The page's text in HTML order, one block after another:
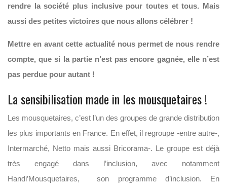
rendre la société plus inclusive pour toutes et tous. Mais
aussi des petites victoires que nous allons célébrer !
Mettre en avant cette actualité nous permet de nous rendre
compte, que si la partie n’est pas encore gagnée, elle n’est
pas perdue pour autant !
La sensibilisation made in les mousquetaires !
Les mousquetaires, c’est l’un des groupes de grande distribution
les plus importants en France. En effet, il regroupe -entre autre-,
Intermarché, Netto mais aussi Bricorama-. Le groupe est déjà
très engagé dans l’inclusion, avec notamment
Handi’Mousquetaires, son programme d’inclusion. En